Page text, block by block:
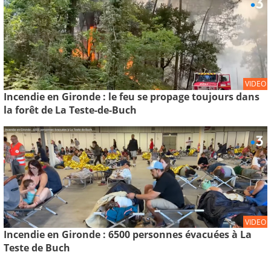
VIDEO
Incendie en Gironde : le feu se propage toujours dans
la forêt de La Teste-de-Buch
VIDEO
Incendie en Gironde : 6500 personnes évacuées à La
Teste de Buch